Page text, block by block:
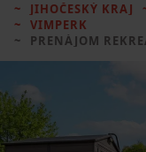
JIHOČESKÝ KRAJ
VIMPERK
PRENÁJOM